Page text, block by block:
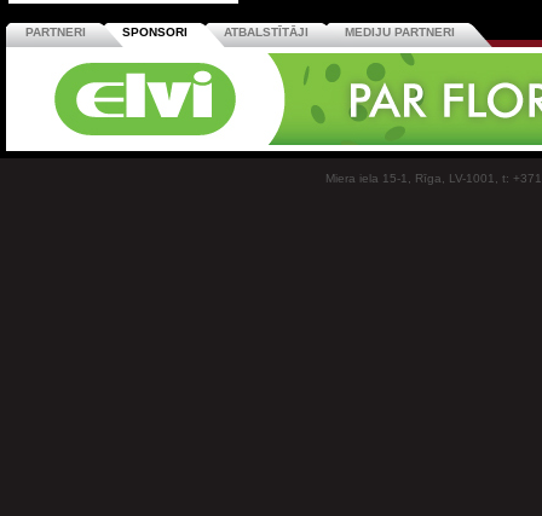
PARTNERI SPONSORI ATBALSTĪTĀJI MEDIJU PARTNERI
Miera iela 15-1, Rīga, LV-1001, t: